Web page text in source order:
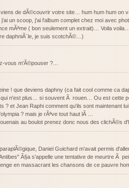
viens de dÃ©couvrir votre site… hum hum hum on
un scoop, j'ai l'album complet chez moi avec
mÃªme ( bon seulement un extrait)… Voila
daphniÃ¨le, je suis scotchÃ©…)
vous m'Ã©pouser ?…
! que deviens daphny (ca fait cool comme ca
n'est plus… si souvent Ã rouen… Ou est cette
? et Jean Raphi comment qu'ils sont maintenant
? mais je rÃªve tout haut lÃ …
au boulot prenez donc nous des clichÃ©s
Daniel Guichard m'avait permis
Ã§a s'appelle une tentative de meurtre Ã
en massacrant les chansons de ce pauvre